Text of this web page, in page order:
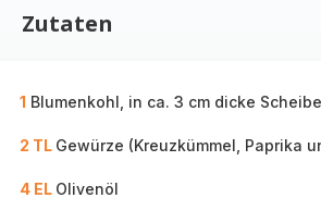
Zutaten
1 Blumenkohl, in ca. 3 cm dicke
2 TL Gewürze (Kreuzkümmel, Paprika
4 EL Olivenöl